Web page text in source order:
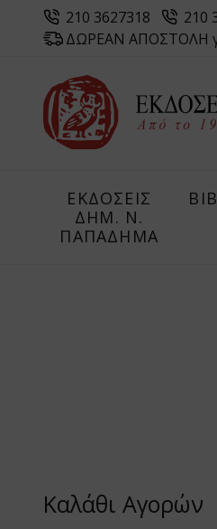
210 3627318 210
ΔΩΡΕΑΝ ΑΠΟΣΤΟΛΗ
ΕΚΔΟΣΕΙΣ
ΔHM. Ν.
ΠΑΠΑΔΗΜΑ
Καλάθι Αγορών